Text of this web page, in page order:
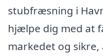
stubfræsning i
hjælpe dig med at
markedet og